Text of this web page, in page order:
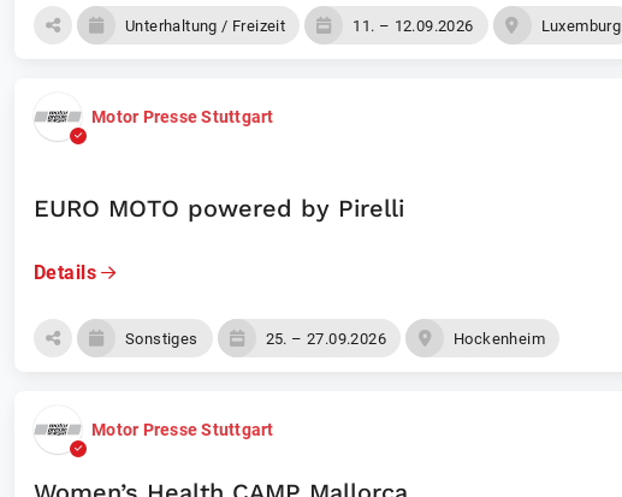
Unterhaltung / Freizeit 11. – 12.09.2026 Luxemburg
Motor Presse Stuttgart
EURO MOTO powered by Pirelli
Details
Sonstiges 25. – 27.09.2026 Hockenheim
Motor Presse Stuttgart